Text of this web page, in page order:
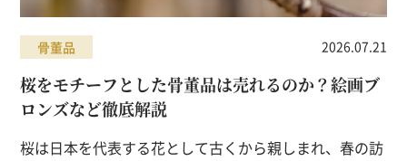
骨董品 2026.07.21
桜をモチーフとした骨董品は売れるのか？絵画ブ
ロンズなど徹底解説
桜は日本を代表する花として古くから親しまれ、春の訪